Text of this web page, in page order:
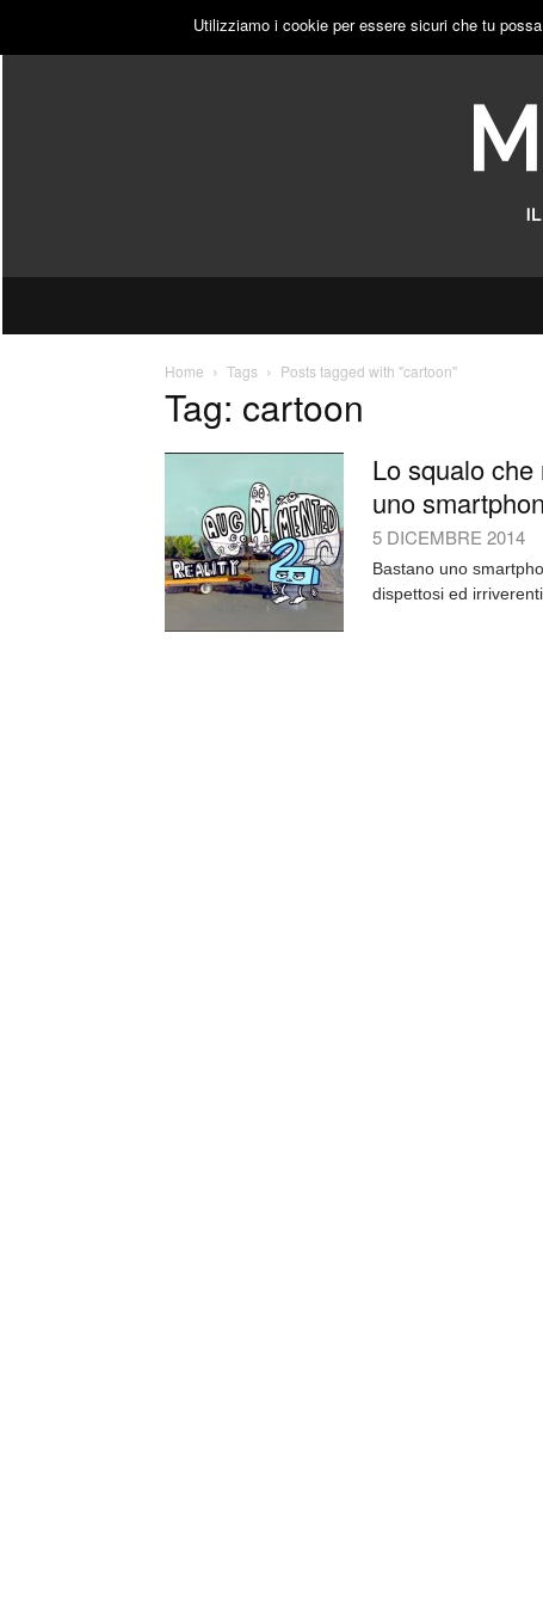
VENERDÌ, 7 AGOSTO 2026 PUBBLICITÀ
Home Tags Posts tagged with "cartoon"
Tag: cartoon
Lo squalo
uno
5 DICEMBRE 2014
Bastano uno
dispettosi ed
Utilizziamo i cookie per essere sicuri che tu